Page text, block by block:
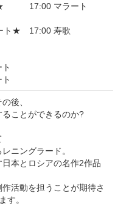
★ 17:00 マラート
ト★ 17:00 寿歌
後、
ことができるのか?
ニングラード。
本とロシアの名作2作品
活動を担うことが期待さ
す。